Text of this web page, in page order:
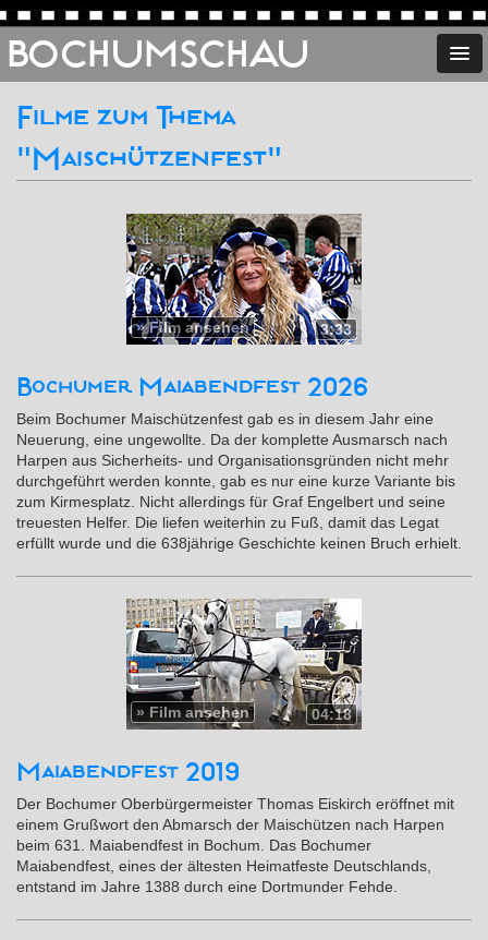
BOCHUMSCHAU
Filme zum Thema
"Maischützenfest"
3:33
»Film ansehen
Bochumer Maiabendfest 2026
Beim Bochumer Maischützenfest gab es in diesem Jahr eine
Neuerung, eine ungewollte. Da der komplette Ausmarsch nach
Harpen aus Sicherheits- und Organisationsgründen nicht mehr
durchgeführt werden konnte, gab es nur eine kurze Variante bis
zum Kirmesplatz. Nicht allerdings für Graf Engelbert und seine
treuesten Helfer. Die liefen weiterhin zu Fuß, damit das Legat
erfüllt wurde und die 638jährige Geschichte keinen Bruch erhielt.
04:18
» Film ansehen
Maiabendfest 2019
Der Bochumer Oberbürgermeister Thomas Eiskirch eröffnet mit
einem Grußwort den Abmarsch der Maischützen nach Harpen
beim 631. Maiabendfest in Bochum. Das Bochumer
Maiabendfest, eines der ältesten Heimatfeste Deutschlands,
entstand im Jahre 1388 durch eine Dortmunder Fehde.